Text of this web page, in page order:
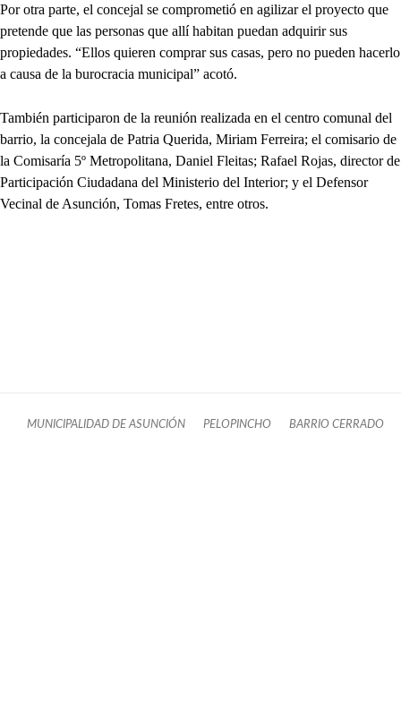
Por otra parte, el concejal se comprometió en agilizar el proyecto que
pretende que las personas que allí habitan puedan adquirir sus
propiedades. “Ellos quieren comprar sus casas, pero no pueden hacerlo
a causa de la burocracia municipal” acotó.
También participaron de la reunión realizada en el centro comunal del
barrio, la concejala de Patria Querida, Miriam Ferreira; el comisario de
la Comisaría 5º Metropolitana, Daniel Fleitas; Rafael Rojas, director de
Participación Ciudadana del Ministerio del Interior; y el Defensor
Vecinal de Asunción, Tomas Fretes, entre otros.
MUNICIPALIDAD DE ASUNCIÓN PELOPINCHO BARRIO CERRADO